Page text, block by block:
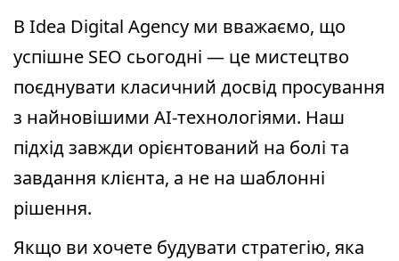
В Idea Digital Agency ми вважаємо, що
успішне SEO сьогодні — це мистецтво
поєднувати класичний досвід просування
з найновішими AI-технологіями. Наш
підхід завжди орієнтований на болі та
завдання клієнта, а не на шаблонні
рішення.
Якщо ви хочете будувати стратегію, яка